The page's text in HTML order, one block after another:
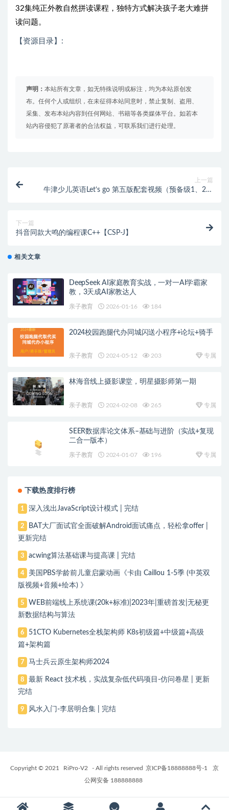
32集纯正外教自然拼读课程，独特方式解决孩子老大难拼
读问题。
【资源目录】:
声明： 本站所有文章，如无特殊说明或标注，均为本站原创发
布。任何个人或组织，在未征得本站同意时，禁止复制、盗用、
采集、发布本站内容到任何网站、书籍等各类媒体平台。如若本
站内容侵犯了原著者的合法权益，可联系我们进行处理。
上一篇
牛津少儿英语Let’s go 第五版配套视频（预备级1、2，
下一篇
抖音同款大鸣的编程课C++【CSP-J】
相关文章
DeepSeek AI家庭教育实战，一对一AI学霸家
教，3天成AI家教达人
亲子教育 2026-01-16 184
2024校园跑腿代办同城闪送小程序+论坛+骑手
亲子教育 2024-05-12 203 专属
林海音线上摄影课堂，明星摄影师第一期
亲子教育 2024-02-08 265 专属
SEER数据库论文体系–基础与进阶（实战+复现
二合一版本）
亲子教育 2024-01-07 196 专属
下载热度排行榜
1 深入浅出JavaScript设计模式 | 完结
2
BAT大厂面试官全面破解Android面试痛点，轻松拿offer |
更新完结
3 acwing算法基础课与提高课 | 完结
4
美国PBS学龄前儿童启蒙动画《卡由 Caillou 1-5季 (中英双
版视频+音频+绘本) 》
5
WEB前端线上系统课(20k+标准)|2023年|重磅首发|无秘更
新数据结构与算法
6
51CTO Kubernetes全栈架构师 K8s初级篇+中级篇+高级
篇+架构篇
7 马士兵云原生架构师2024
8
最新 React 技术栈，实战复杂低代码项目-仿问卷星 | 更新
完结
9 风水入门-李居明合集 | 完结
Copyright © 2021 RiPro-V2 - All rights reserved 京ICP备18888888号-1
京
公网安备 188888888